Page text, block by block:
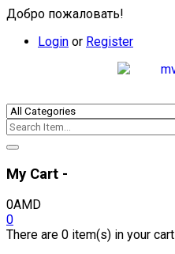
Добро пожаловать!
Login or Register
My Cart -
0AMD
0
There are 0 item(s) in your cart